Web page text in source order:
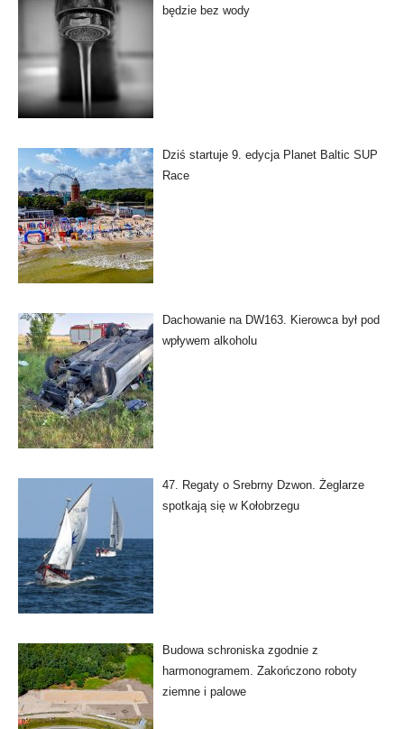
będzie bez wody
Dziś startuje 9. edycja Planet Baltic SUP
Race
Dachowanie na DW163. Kierowca był pod
wpływem alkoholu
47. Regaty o Srebrny Dzwon. Żeglarze
spotkają się w Kołobrzegu
Budowa schroniska zgodnie z
harmonogramem. Zakończono roboty
ziemne i palowe